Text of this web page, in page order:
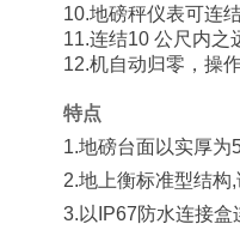
10.地磅秤仪表可连
11.连结10 公尺内之
12.机自动归零，操
特点
1.地磅台面以实厚为
2.地上衡标准型结构
3.以IP67防水连接